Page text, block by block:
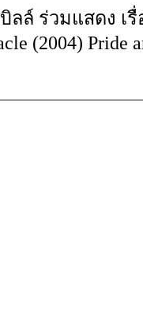
ลล์ ร่วมแสดง เ
(2004) Pride